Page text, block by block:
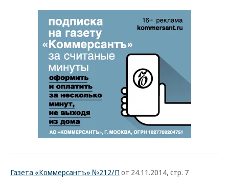
Газета «Коммерсантъ» №212/П от 24.11.2014, стр. 7